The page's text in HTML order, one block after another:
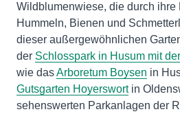
Wildblumenwiese, die durch ihre
Hummeln, Bienen und
dieser außergewöhnlichen
der Schlosspark in Husum mit
wie dasArboretum Boysen in
Gutsgarten Hoyerswortin
sehenswerten Parkanlagen der